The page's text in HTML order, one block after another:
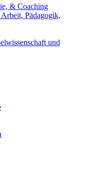
& Coaching
Pädagogik,
und